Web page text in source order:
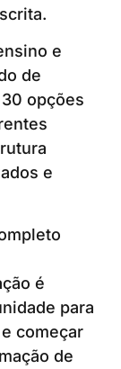
e
de
opções
e
é
para
começar
de